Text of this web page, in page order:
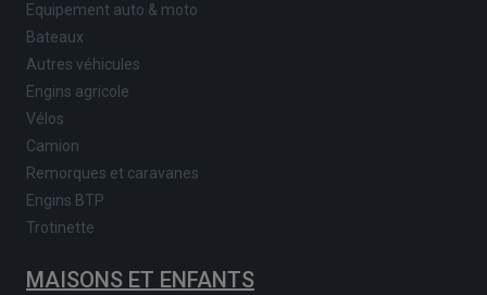
Equipement auto & moto
Bateaux
Autres véhicules
Engins agricole
Vélos
Camion
Remorques et caravanes
Engins BTP
Trotinette
MAISONS ET ENFANTS